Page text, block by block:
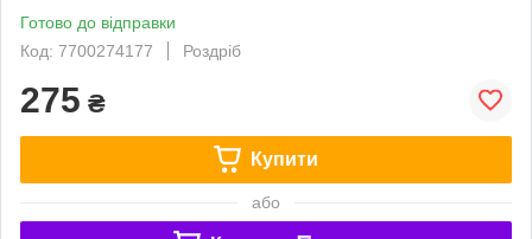
Готово до відправки
Код: 7700274177
Роздріб
275 ₴
Купити
або